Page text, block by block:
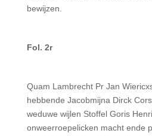
bewijzen.
Fol. 2r
Quam Lambrecht Pr Jan
hebbende Jacobmijna Dirck
weduwe wijlen Stoffel Goris
onweerroepelicken macht ende